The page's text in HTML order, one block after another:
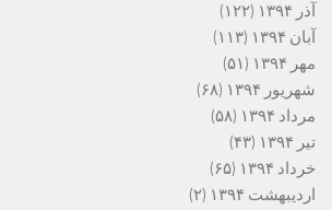
آذر ۱۳۹۴
(۱۲۲)
آبان ۱۳۹۴
(۱۱۳)
مهر ۱۳۹۴
(۵۱)
شهریور ۱۳۹۴
(۶۸)
مرداد ۱۳۹۴
(۵۸)
تیر ۱۳۹۴
(۴۳)
خرداد ۱۳۹۴
(۶۵)
اردیبهشت ۱۳۹۴
(۲)